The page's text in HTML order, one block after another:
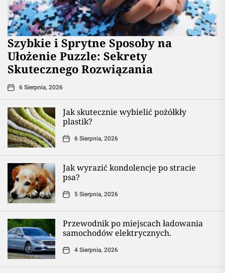
Szybkie i Sprytne Sposoby na
Ułożenie Puzzle: Sekrety
Skutecznego Rozwiązania
6 Sierpnia, 2026
Jak skutecznie wybielić pożółkły
plastik?
6 Sierpnia, 2026
Jak wyrazić kondolencje po stracie
psa?
5 Sierpnia, 2026
Przewodnik po miejscach ładowania
samochodów elektrycznych.
4 Sierpnia, 2026